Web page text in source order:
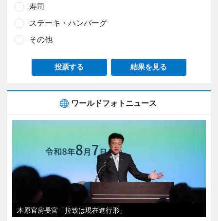
寿司
ステーキ・ハンバーグ
その他
投票する 結果を見る
ワールドフォトニュース
木原官房長官「拉致は現在進行形」